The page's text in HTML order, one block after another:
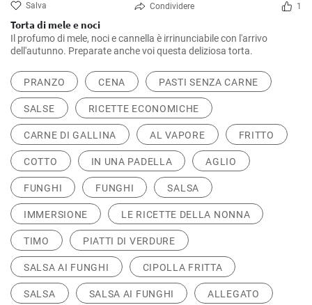
Salva Condividere 1
Torta di mele e noci
Il profumo di mele, noci e cannella è irrinunciabile con l'arrivo
dell'autunno. Preparate anche voi questa deliziosa torta.
PRANZO CENA PASTI SENZA CARNE
SALSE RICETTE ECONOMICHE
CARNE DI GALLINA AL VAPORE FRITTO
COTTO IN UNA PADELLA AGLIO
FUNGHI FUNGHI SALSA
IMMERSIONE LE RICETTE DELLA NONNA
TIMO PIATTI DI VERDURE
SALSA AI FUNGHI CIPOLLA FRITTA
SALSA SALSA AI FUNGHI ALLEGATO